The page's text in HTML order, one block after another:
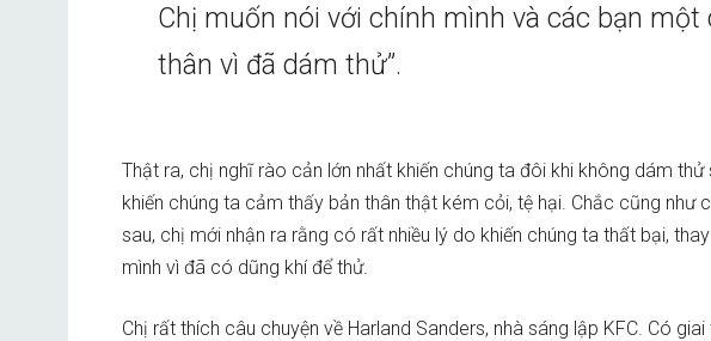
Chị muốn nói với chính mình và các bạn một
thân vì đã dám thử”.
Thật ra, chị nghĩ rào cản lớn nhất khiến chúng ta đôi khi không dám
khiến chúng ta cảm thấy bản thân thật kém cỏi, tệ hại. Chắc cũng như
sau, chị mới nhận ra rằng có rất nhiều lý do khiến chúng ta thất bại,
mình vì đã có dũng khí để thử.
Chị rất thích câu chuyện về Harland Sanders, nhà sáng lập KFC. Có